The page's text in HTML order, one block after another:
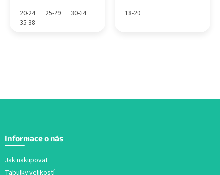
20-24 25-29
30-34
35-38
18-20
p
Informace o nás
Jak nakupovat
Tabulky velikostí